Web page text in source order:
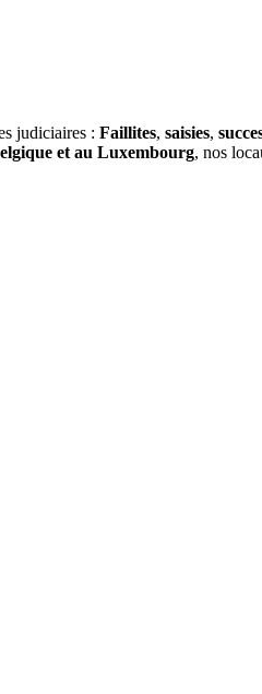
judiciaires : Faillites, saisies,
et au Luxembourg, nos